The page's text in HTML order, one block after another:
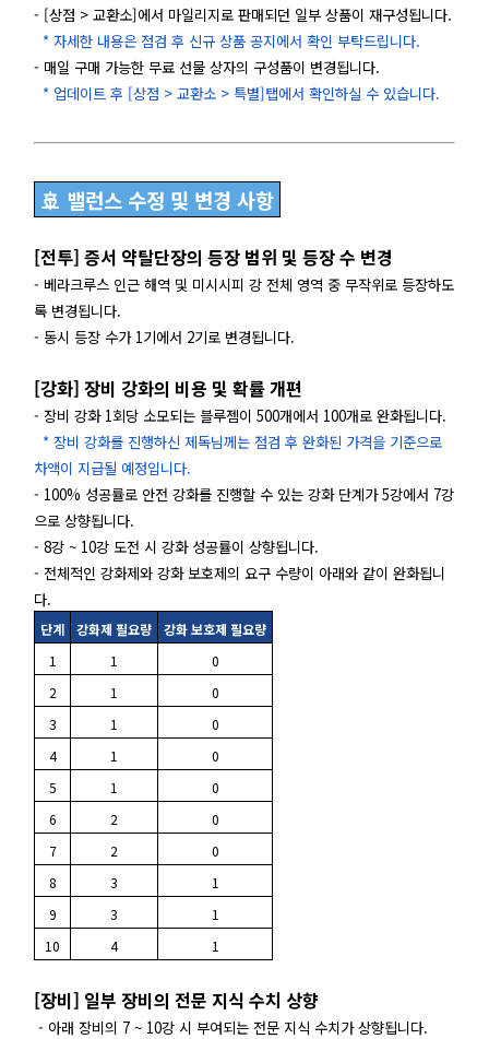
- [상점 > 교환소]에서 마일리지로 판매되던 일부 상품이 재구성됩니다.
* 자세한 내용은 점검 후 신규 상품 공지에서 확인 부탁드립니다.
- 매일 구매 가능한 무료 선물 상자의 구성품이 변경됩니다.
* 업데이트 후 [상점 > 교환소 > 특별]탭에서 확인하실 수 있습니다.
🚢 밸런스 수정 및 변경 사항
[전투] 증서 약탈단장의 등장 범위 및 등장 수 변경
- 베라크루스 인근 해역 및 미시시피 강 전체 영역 중 무작위로 등장하도
록 변경됩니다.
- 동시 등장 수가 1기에서 2기로 변경됩니다.
[강화] 장비 강화의 비용 및 확률 개편
- 장비 강화 1회당 소모되는 블루젬이 500개에서 100개로 완화됩니다.
* 장비 강화를 진행하신 제독님께는 점검 후 완화된 가격을 기준으로
차액이 지급될 예정입니다.
- 100% 성공률로 안전 강화를 진행할 수 있는 강화 단계가 5강에서 7강
으로 상향됩니다.
- 8강 ~ 10강 도전 시 강화 성공률이 상향됩니다.
- 전체적인 강화제와 강화 보호제의 요구 수량이 아래와 같이 완화됩니
다.
단계 강화제 필요량
강화 보호제 필요량
1
1
0
2
1
0
3
1
0
4
1
0
5
1
0
6
2
0
7
2
0
8
3
1
9
3
1
10
4 1
[장비] 일부 장비의 전문 지식 수치 상향
- 아래 장비의 7 ~ 10강 시 부여되는 전문 지식 수치가 상향됩니다.